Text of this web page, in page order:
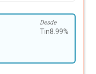
Desde
Tin8.99%